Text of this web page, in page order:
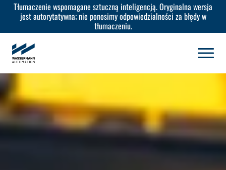
Tłumaczenie wspomagane sztuczną inteligencją. Oryginalna wersja
jest autorytatywna; nie ponosimy odpowiedzialności za błędy w
tłumaczeniu.